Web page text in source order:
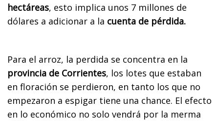
hectáreas, esto implica unos 7 millones de
dólares a adicionar a la cuenta de pérdida.
Para el arroz, la perdida se concentra en la
provincia de Corrientes, los lotes que estaban
en floración se perdieron, en tanto los que no
empezaron a espigar tiene una chance. El efecto
en lo económico no solo vendrá por la merma